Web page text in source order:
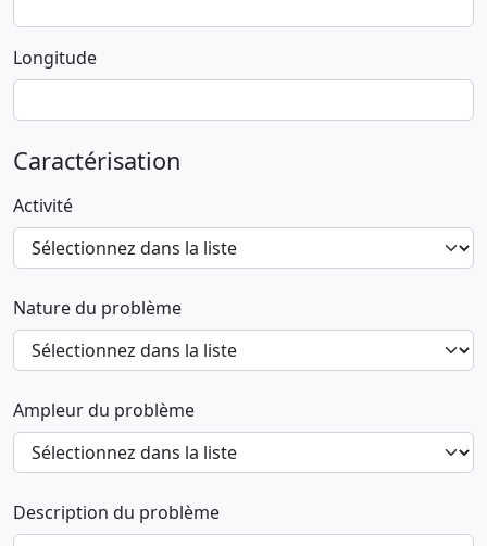
Longitude
Caractérisation
Activité
Nature du problème
Ampleur du problème
Description du problème